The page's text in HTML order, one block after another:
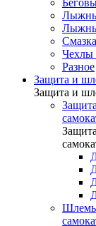
Смазка
Чехлы
Разное
Защита и
Защита и
Шлемы